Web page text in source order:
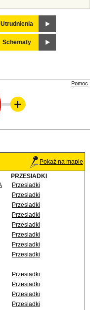
Utrudnienia
Schematy
Pomoc
Pokaż na mapie
PRZESIADKI
Przesiadki
Przesiadki
Przesiadki
Przesiadki
Przesiadki
Przesiadki
Przesiadki
Przesiadki
Przesiadki
Przesiadki
Przesiadki
Przesiadki